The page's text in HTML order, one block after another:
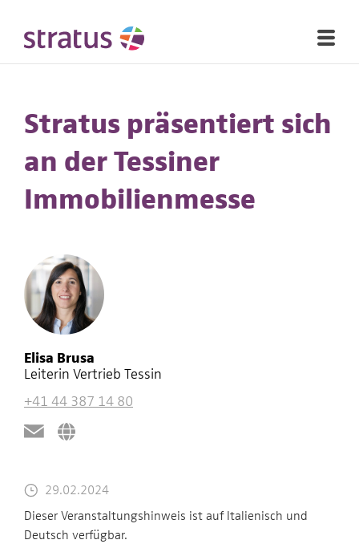
Stratus präsentiert sich
an der Tessiner
Immobilienmesse
Elisa Brusa
Leiterin Vertrieb Tessin
+41 44 387 14 80
29.02.2024
Dieser Veranstaltungshinweis ist auf Italienisch und
Deutsch verfügbar.